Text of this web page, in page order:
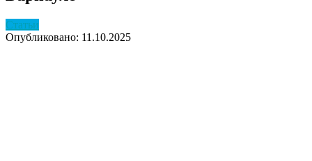
Статьи
Опубликовано: 11.10.2025